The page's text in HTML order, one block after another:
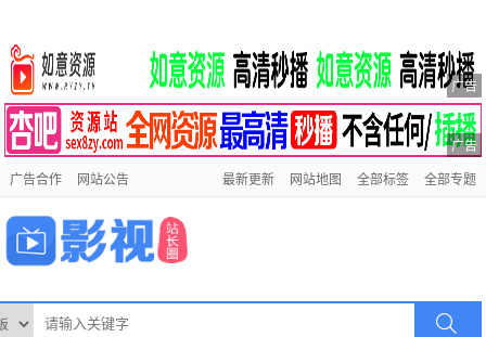
广告
广告
广告合作 网站公告 最新更新 网站地图 全部标签 全部专题